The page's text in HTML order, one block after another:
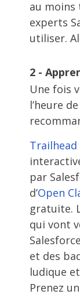
au moins
experts
utiliser.
2 -
Une fois
l’heure
Trailhead
par
d’Open
gratuite.
qui vont
et des
ludique
Prenez un